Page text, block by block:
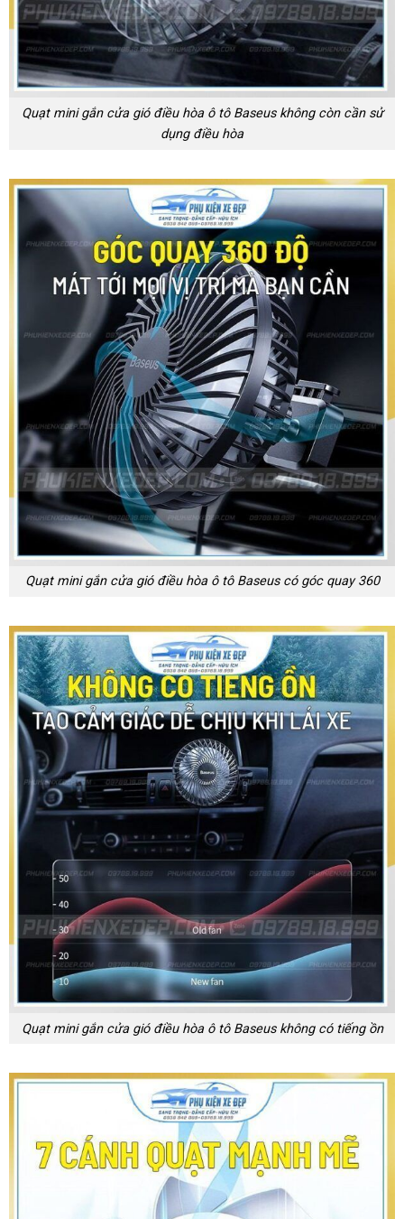
Quạt mini gắn cửa gió điều hòa ô tô Baseus không còn cần sử
dụng điều hòa
Quạt mini gắn cửa gió điều hòa ô tô Baseus có góc quay 360
Quạt mini gắn cửa gió điều hòa ô tô Baseus không có tiếng ồn